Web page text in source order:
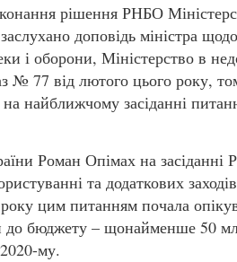
рішення РНБО
доповідь міністра
і оборони, Міністерство в
№ 77 від лютого цього року,
найближчому засіданні
Роман Опімах на засіданні
та додаткових
цим питанням почала
до бюджету – щонайменше 50
му.